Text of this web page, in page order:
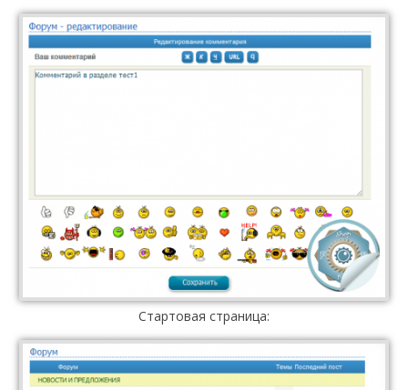
Стартовая страница: